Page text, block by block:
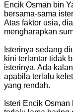
Encik Osman bin
bersama-sama
Atas faktor usia,
mengharapkan
Isterinya sedang
kini terlantar tidak
isterinya. Ada
apabila terlalu
yang rendah.
Isteri Encik